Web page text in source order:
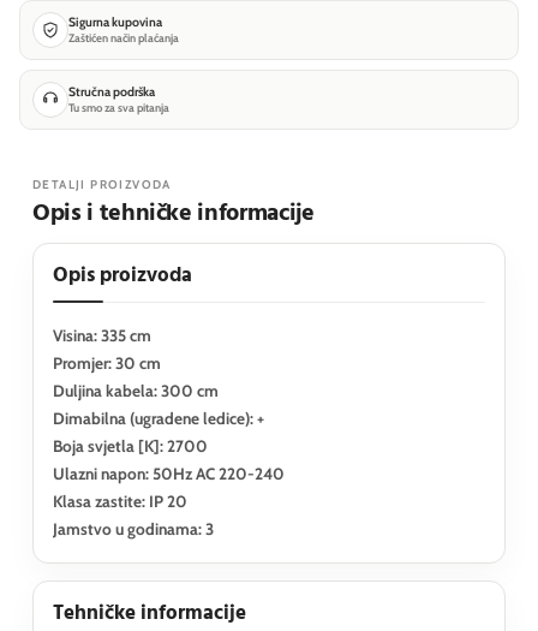
Sigurna kupovina
Zaštićen način plaćanja
Stručna podrška
Tu smo za sva pitanja
DETALJI PROIZVODA
Opis i tehničke informacije
Opis proizvoda
Visina: 335 cm
Promjer: 30 cm
Duljina kabela: 300 cm
Dimabilna (ugradene ledice): +
Boja svjetla [K]: 2700
Ulazni napon: 50Hz AC 220-240
Klasa zastite: IP 20
Jamstvo u godinama: 3
Tehničke informacije